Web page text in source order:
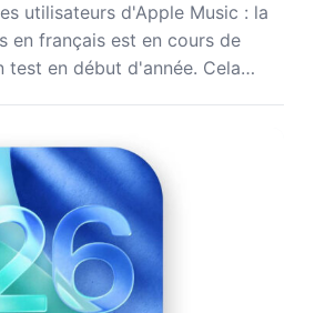
utilisateurs d'Apple Music : la
en français est en cours de
test en début d'année. Cela…